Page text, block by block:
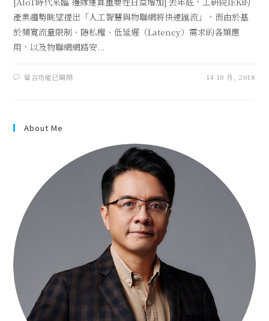
產業趨勢眺望提出「人工智慧與物聯網將快速匯流」，而由於基
於頻寬流量限制、隱私權、低延遲（Latency）需求的各類應
用，以及物聯網網路安...
留言功能已關閉 14 10 月, 2018
About Me